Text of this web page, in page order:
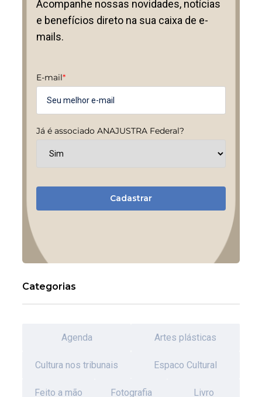
Acompanhe nossas novidades, notícias
e benefícios direto na sua caixa de e-
mails.
E-mail*
Já é associado ANAJUSTRA Federal?
Cadastrar
Categorias
Agenda Artes plásticas
Cultura nos tribunais Espaco Cultural
Feito a mão Fotografia Livro